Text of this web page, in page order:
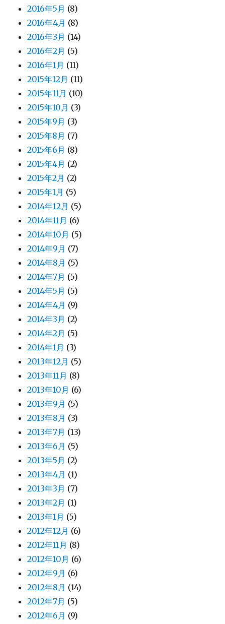
2016年5月 (8)
2016年4月 (8)
2016年3月 (14)
2016年2月 (5)
2016年1月 (11)
2015年12月 (11)
2015年11月 (10)
2015年10月 (3)
2015年9月 (3)
2015年8月 (7)
2015年6月 (8)
2015年4月 (2)
2015年2月 (2)
2015年1月 (5)
2014年12月 (5)
2014年11月 (6)
2014年10月 (5)
2014年9月 (7)
2014年8月 (5)
2014年7月 (5)
2014年5月 (5)
2014年4月 (9)
2014年3月 (2)
2014年2月 (5)
2014年1月 (3)
2013年12月 (5)
2013年11月 (8)
2013年10月 (6)
2013年9月 (5)
2013年8月 (3)
2013年7月 (13)
2013年6月 (5)
2013年5月 (2)
2013年4月 (1)
2013年3月 (7)
2013年2月 (1)
2013年1月 (5)
2012年12月 (6)
2012年11月 (8)
2012年10月 (6)
2012年9月 (6)
2012年8月 (14)
2012年7月 (5)
2012年6月 (9)